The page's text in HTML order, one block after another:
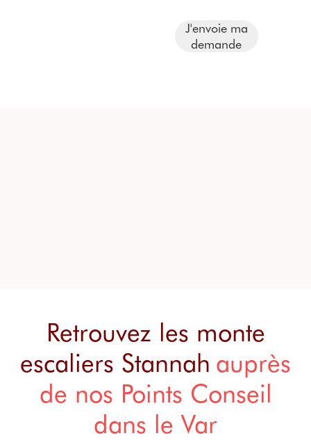
J'envoie ma
demande
Retrouvez les monte
escaliers Stannah auprès
de nos Points Conseil
dans le Var